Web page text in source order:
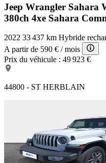
Jeep Wrangler Sahara
380ch 4xe Sahara
2022 33 437 km Hybride
A partir de 590 € / mois
Prix du véhicule : 49 923 €
44800 - ST HERBLAIN